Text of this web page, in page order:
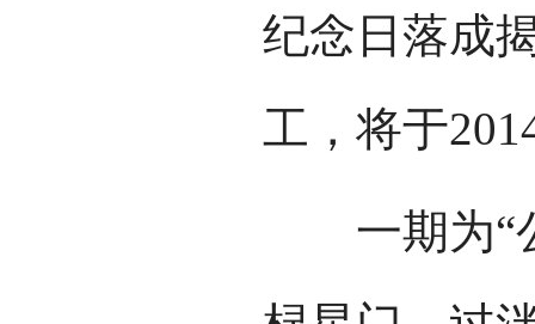
纪念日落成
工，将于
一期为“公